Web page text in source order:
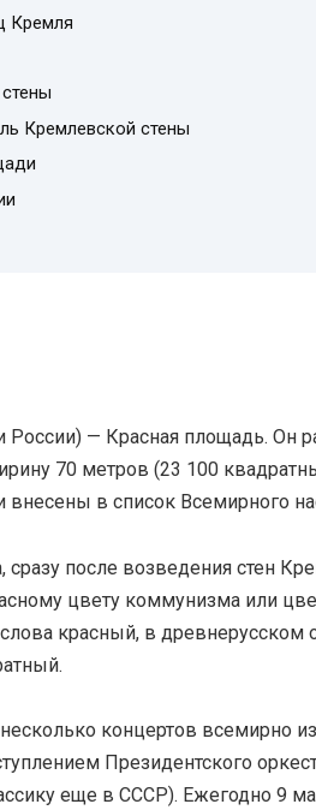
Кремля
Кремлевской стены
— Красная площадь. Он
70 метров (23 100
в список Всемирного
после возведения стен
цвету коммунизма или
красный, в древнерусском
концертов всемирно
Президентского
еще в СССР). Ежегодно 9